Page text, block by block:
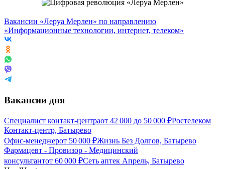
Вакансии «Леруа Мерлен» по направлению
«Информационные технологии, интернет, телеком»
Вакансии дня
Специалист контакт-центраот 42 000 до 50 000 ₽Ростелеком
Контакт-центр, Батырево
Офис-менеджерот 50 000 ₽Жизнь Без Долгов, Батырево
Фармацевт - Провизор - Медицинский
консультантот 60 000 ₽Сеть аптек Апрель, Батырево